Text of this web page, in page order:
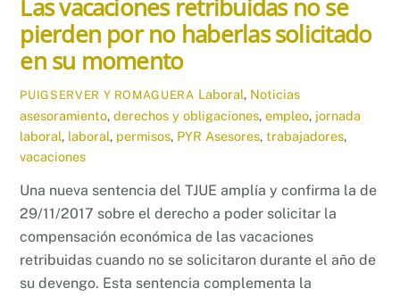
Las vacaciones retribuidas no se
pierden por no haberlas solicitado
en su momento
PUIGSERVER Y ROMAGUERA Laboral, Noticias
asesoramiento,derechos y obligaciones,empleo, jornada
laboral, laboral, permisos, PYR Asesores,trabajadores,
vacaciones
Una nueva sentencia del TJUE amplía y confirma la de
29/11/2017 sobre el derecho a poder solicitar la
compensación económica de las vacaciones
retribuidas cuando no se solicitaron durante el año de
su devengo. Esta sentencia complementa la